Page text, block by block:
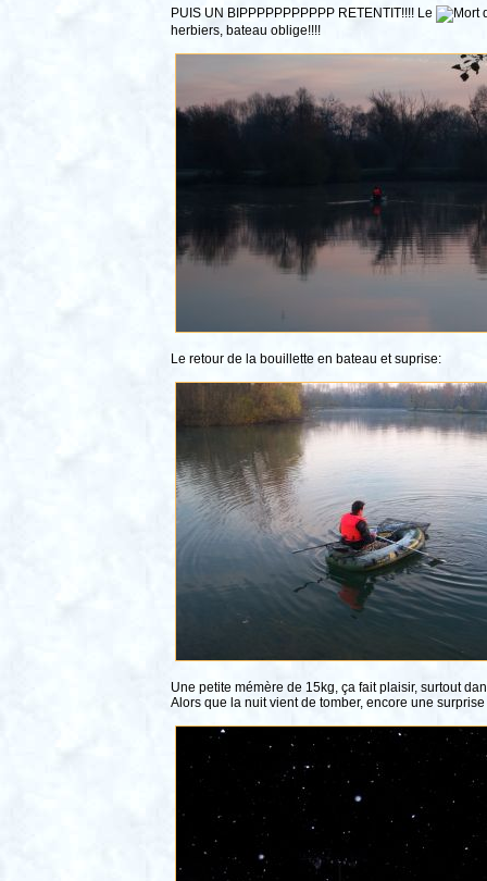
PUIS UN BIPPPPPPPPPPP RETENTIT!!!! Le
herbiers, bateau oblige!!!!
Le retour de la bouillette en bateau et suprise:
Une petite mémère de 15kg, ça fait plaisir, surtout
Alors que la nuit vient de tomber, encore une